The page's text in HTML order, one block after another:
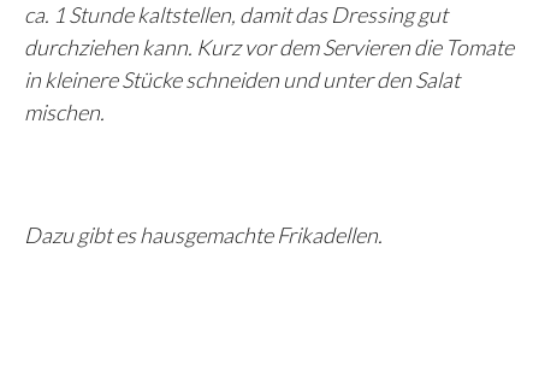
ca. 1 Stunde kaltstellen, damit das Dressing gut
durchziehen kann. Kurz vor dem Servieren die Tomate
in kleinere Stücke schneiden und unter den Salat
mischen.
Dazu gibt es hausgemachte Frikadellen.